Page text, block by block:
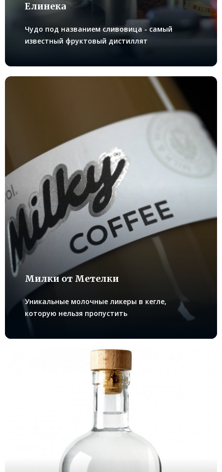
Елинека
Чудо под названием сливовица - самый
известный фруктовый дистиллят
Милки oт Метелки
Уникальные молочные ликеры в кегле,
которую нельзя пропустить